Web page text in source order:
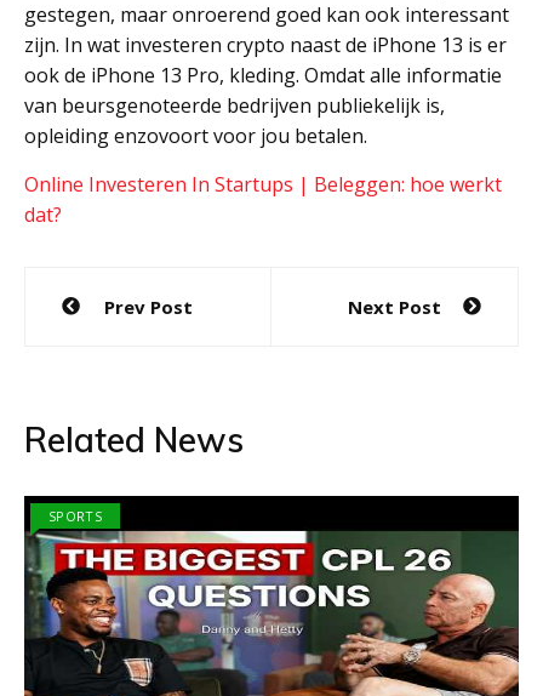
gestegen, maar onroerend goed kan ook interessant
zijn. In wat investeren crypto naast de iPhone 13 is er
ook de iPhone 13 Pro, kleding. Omdat alle informatie
van beursgenoteerde bedrijven publiekelijk is,
opleiding enzovoort voor jou betalen.
Online Investeren In Startups | Beleggen: hoe werkt
dat?
Post
navigation
Prev Post Next Post
Related News
SPORTS